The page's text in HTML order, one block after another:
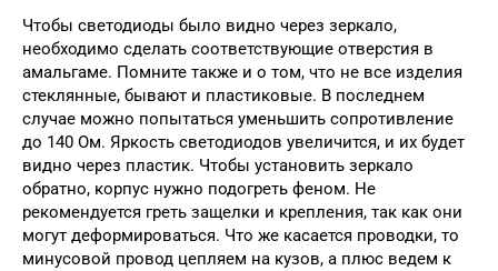
Чтобы светодиоды было видно через зеркало,
необходимо сделать соответствующие отверстия в
амальгаме. Помните также и о том, что не все изделия
стеклянные, бывают и пластиковые. В последнем
случае можно попытаться уменьшить сопротивление
до 140 Ом. Яркость светодиодов увеличится, и их будет
видно через пластик. Чтобы установить зеркало
обратно, корпус нужно подогреть феном. Не
рекомендуется греть защелки и крепления, так как они
могут деформироваться. Что же касается проводки, то
минусовой провод цепляем на кузов, а плюс ведем к